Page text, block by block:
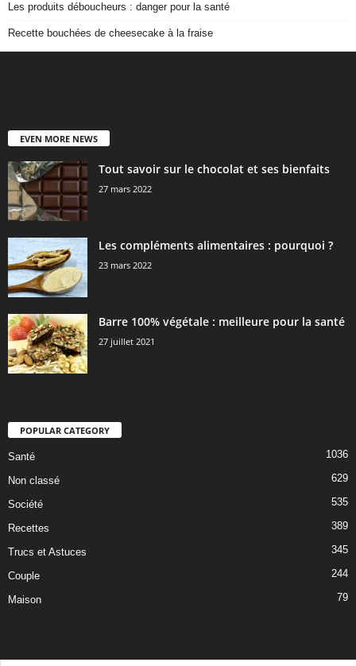
Les produits déboucheurs : danger pour la santé
Recette bouchées de cheesecake à la fraise
EVEN MORE NEWS
Tout savoir sur le chocolat et ses bienfaits
27 mars 2022
Les compléments alimentaires : pourquoi ?
23 mars 2022
Barre 100% végétale : meilleure pour la santé
27 juillet 2021
POPULAR CATEGORY
Santé 1036
Non classé 629
Société 535
Recettes 389
Trucs et Astuces 345
Couple 244
Maison 79